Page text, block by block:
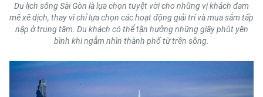
Du lịch sông Sài Gòn là lựa chọn tuyệt vời cho những vị khách đam
mê xê dịch, thay vì chỉ lựa chọn các hoạt động giải trí và mua sắm tấp
nập ở trung tâm. Du khách có thể tận hưởng những giây phút yên
bình khi ngắm nhìn thành phố từ trên sông.